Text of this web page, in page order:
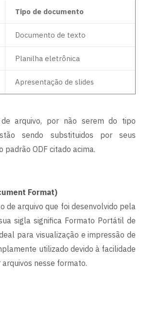
Tipo de documento
Documento de texto
Planilha eletrônica
Apresentação de slides
arquivo, por não serem do tipo
sendo substituidos por seus
padrão ODF citado acima.
Format)
de arquivo que foi desenvolvido pela
sigla significa Formato Portátil de
para visualização e impressão de
utilizado devido à facilidade
nesse formato.